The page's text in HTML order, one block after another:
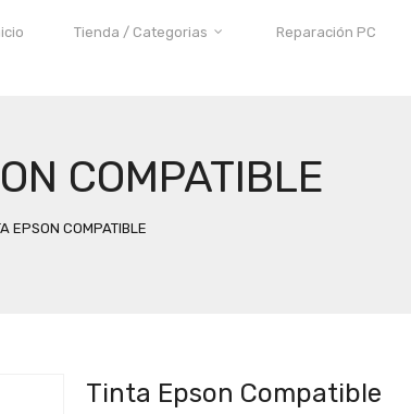
Tienda / Categorias Reparación PC
COMPATIBLE
EPSON COMPATIBLE
Tinta Epson Compatible